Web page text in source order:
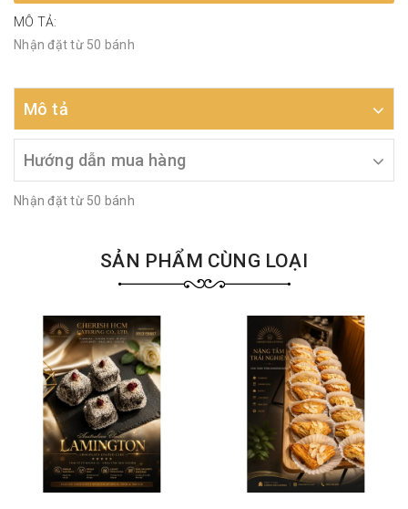
MÔ TẢ:
Nhận đặt từ 50 bánh
Mô tả
Hướng dẫn mua hàng
Nhận đặt từ 50 bánh
SẢN PHẨM CÙNG LOẠI